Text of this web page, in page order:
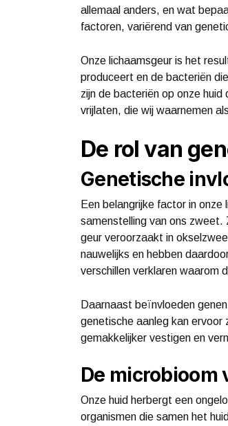
allemaal anders, en wat
factoren, variërend van
Onze lichaamsgeur is het
produceert en de bacteriën
zijn de bacteriën op onze
vrijlaten, die wij waarnemen
De rol van
Genetische
Een belangrijke factor in
samenstelling van ons
geur veroorzaakt in
nauwelijks en hebben
verschillen verklaren waarom
Daarnaast beïnvloeden
genetische aanleg kan
gemakkelijker vestigen en
De microbioom
Onze huid herbergt een
organismen die samen het